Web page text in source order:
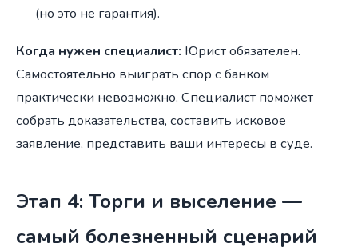
(но это не гарантия).
Когда нужен специалист: Юрист обязателен.
Самостоятельно выиграть спор с банком
практически невозможно. Специалист поможет
собрать доказательства, составить исковое
заявление, представить ваши интересы в суде.
Этап 4: Торги и выселение —
самый болезненный сценарий